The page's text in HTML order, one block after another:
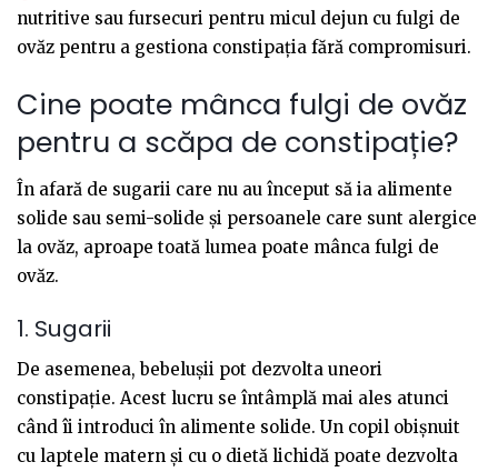
nutritive sau fursecuri pentru micul dejun cu fulgi de
ovăz pentru a gestiona constipația fără compromisuri.
Cine poate mânca fulgi de ovăz
pentru a scăpa de constipație?
În afară de sugarii care nu au început să ia alimente
solide sau semi-solide și persoanele care sunt alergice
la ovăz, aproape toată lumea poate mânca fulgi de
ovăz.
1. Sugarii
De asemenea, bebelușii pot dezvolta uneori
constipație. Acest lucru se întâmplă mai ales atunci
când îi introduci în alimente solide. Un copil obișnuit
cu laptele matern și cu o dietă lichidă poate dezvolta